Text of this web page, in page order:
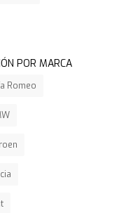
POR MARCA
Romeo